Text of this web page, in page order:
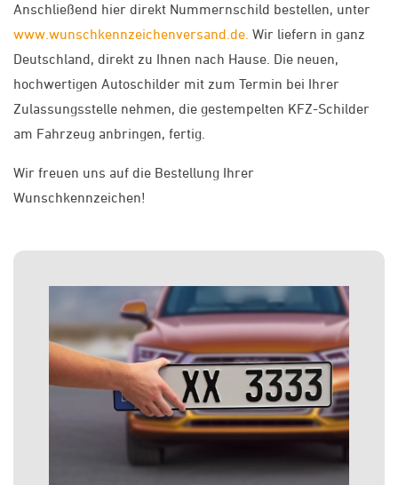
Anschließend hier direkt Nummernschild bestellen, unter
www.wunschkennzeichenversand.de. Wir liefern in ganz
Deutschland, direkt zu Ihnen nach Hause. Die neuen,
hochwertigen Autoschilder mit zum Termin bei Ihrer
Zulassungsstelle nehmen, die gestempelten KFZ-Schilder
am Fahrzeug anbringen, fertig.
Wir freuen uns auf die Bestellung Ihrer
Wunschkennzeichen!